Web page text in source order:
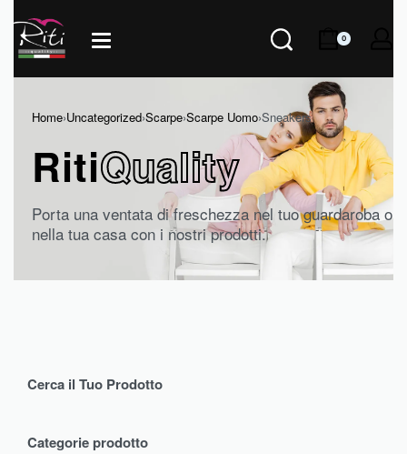
0
Home›Uncategorized›Scarpe›Scarpe Uomo›Sneakers
RitiQuality
Porta una ventata di freschezza nel tuo guardaroba o
nella tua casa con i nostri prodotti.
Cerca il Tuo Prodotto
Categorie prodotto